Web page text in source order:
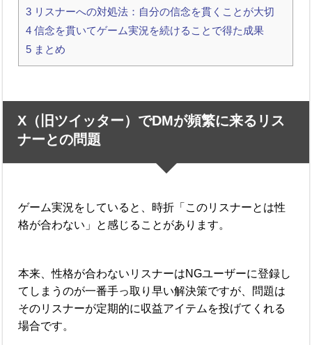
3 リスナーへの対処法：自分の信念を貫くことが大切
4 信念を貫いてゲーム実況を続けることで得た成果
5 まとめ
X（旧ツイッター）でDMが頻繁に来るリス
ナーとの問題
ゲーム実況をしていると、時折「このリスナーとは性
格が合わない」と感じることがあります。
本来、性格が合わないリスナーはNGユーザーに登録し
てしまうのが一番手っ取り早い解決策ですが、問題は
そのリスナーが定期的に収益アイテムを投げてくれる
場合です。